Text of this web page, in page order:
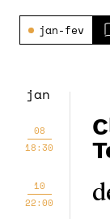
jan-fev
jan
08
18:30
10
22:00